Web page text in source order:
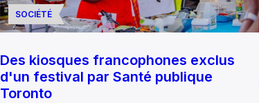
SOCIÉTÉ
Des kiosques francophones exclus
d'un festival par Santé publique
Toronto